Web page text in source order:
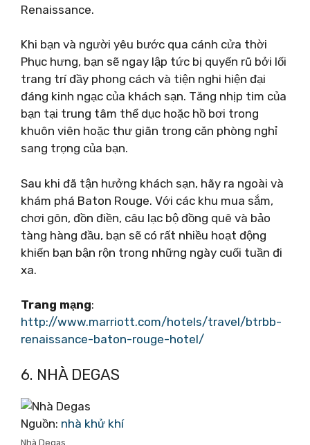
Renaissance.
Khi bạn và người yêu bước qua cánh cửa thời
Phục hưng, bạn sẽ ngay lập tức bị quyến rũ bởi lối
trang trí đầy phong cách và tiện nghi hiện đại
đáng kinh ngạc của khách sạn. Tăng nhịp tim của
bạn tại trung tâm thể dục hoặc hồ bơi trong
khuôn viên hoặc thư giãn trong căn phòng nghỉ
sang trọng của bạn.
Sau khi đã tận hưởng khách sạn, hãy ra ngoài và
khám phá Baton Rouge. Với các khu mua sắm,
chơi gôn, đồn điền, câu lạc bộ đồng quê và bảo
tàng hàng đầu, bạn sẽ có rất nhiều hoạt động
khiến bạn bận rộn trong những ngày cuối tuần đi
xa.
Trang mạng:
http://www.marriott.com/hotels/travel/btrbb-
renaissance-baton-rouge-hotel/
6. NHÀ DEGAS
Nguồn: nhà khử khí
Nhà Degas